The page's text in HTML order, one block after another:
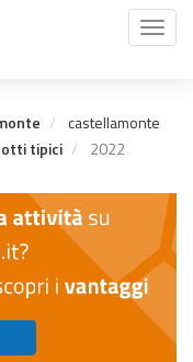
Toggle
castellamonte
tipici
2022